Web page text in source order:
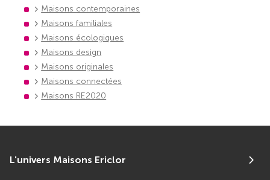
Maisons contemporaines
Maisons familiales
Maisons écologiques
Maisons design
Maisons originales
Maisons connectées
Maisons RE2020
L'univers Maisons Ericlor